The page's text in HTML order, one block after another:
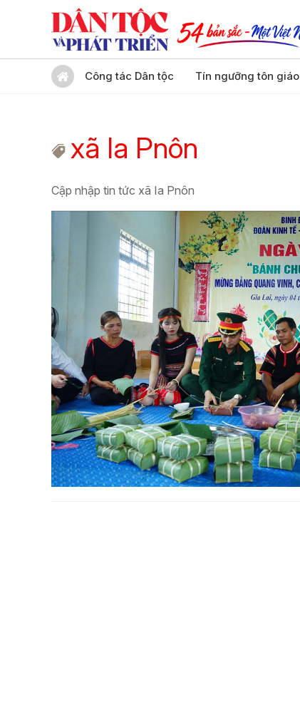
Công tác Dân tộc Tín ngưỡng tôn giáo
xã Ia Pnôn
Cập nhập tin tức xã Ia Pnôn